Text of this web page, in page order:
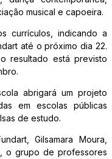
musical e capoeira.
currículos, indicando a
até o próximo dia 22.
resultado está previsto
abrigará um projeto
em escolas públicas
de estudo.
Gilsamara Moura,
o grupo de professores